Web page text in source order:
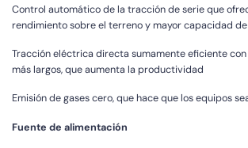
Control automático de la tracción de serie que
rendimiento sobre el terreno y mayor capacidad
Tracción eléctrica directa sumamente eficiente
más largos, que aumenta la productividad
Emisión de gases cero, que hace que los equipos
Fuente de alimentación